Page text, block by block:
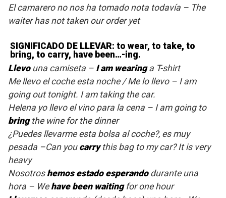
El camarero no nos ha tomado nota todavía – The
waiter has not taken our order yet
SIGNIFICADO DE LLEVAR: to wear, to take, to
bring, to carry, have been…-ing.
Llevouna camiseta – I am wearinga T-shirt
Me llevo el coche esta noche / Me lo llevo – I am
going out tonight. I am taking the car.
Helena yo llevo el vino para la cena – I am going to
bringthe wine for the dinner
¿Puedes llevarme esta bolsa al coche?, es muy
pesada –Can you carrythis bag to my car? It is very
heavy
Nosotros hemos estado esperandodurante una
hora – We have been waitingfor one hour